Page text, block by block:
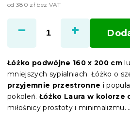
od 380 zł bez VAT
jednostkowa:
Łóżko podwójne 160 x 200 cm
mniejszych sypialniach. Łóżko o
przyjemnie przestronne i
pokoleń. Łóżko Laura w kolorze
miłośnicy prostoty i minimalizmu.